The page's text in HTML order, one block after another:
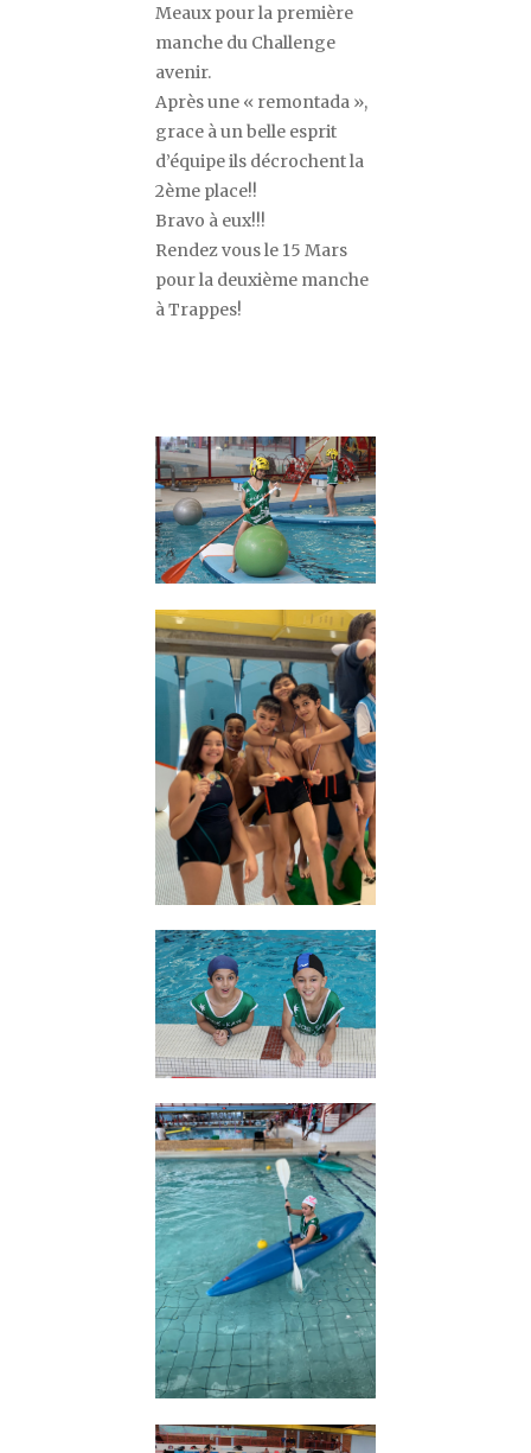
Meaux pour la première
manche du Challenge
avenir.
Après une « remontada »,
grace à un belle esprit
d’équipe ils décrochent la
2ème place!!
Bravo à eux!!!
Rendez vous le 15 Mars
pour la deuxième manche
à Trappes!